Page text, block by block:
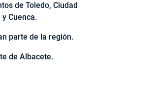
de Toledo, Ciudad
y Cuenca.
parte de la región.
de Albacete.